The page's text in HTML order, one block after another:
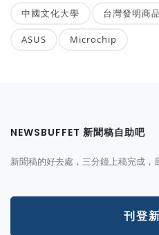
中國文化大學 台灣發明商
ASUS Microchip
NEWSBUFFET 新聞稿自助吧
新聞稿的好去處，三分鐘上稿完成，
刊登